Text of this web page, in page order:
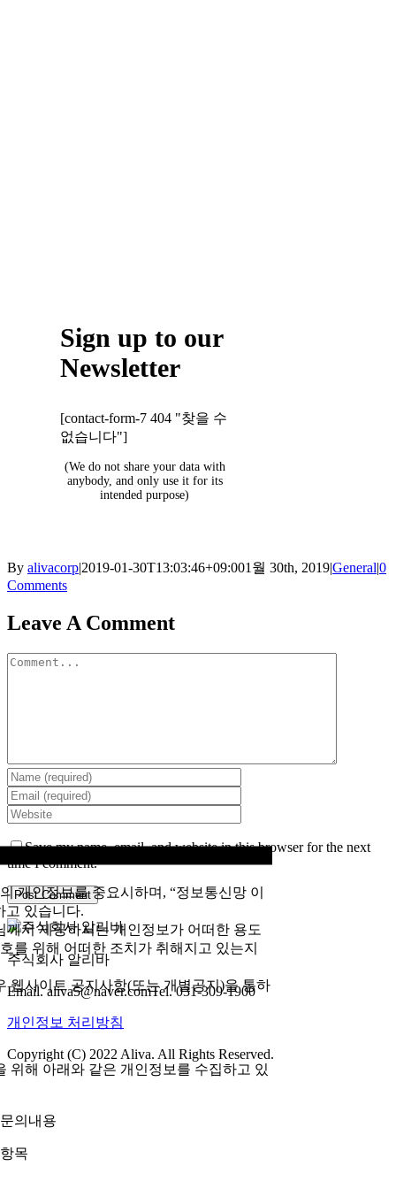
Sign up to our
Newsletter
[contact-form-7 404 "찾을 수
없습니다"]
(We do not share your data with
anybody, and only use it for its
intended purpose)
By alivacorp|2019-01-30T13:03:46+09:001월 30th, 2019|General|0
Comments
Leave A Comment
Comment
Save my name, email, and website in this browser for the next
time I comment.
주식회사 알리바
Email. aliva5@naver.comTel. 031-309-1900
개인정보 처리방침
Copyright (C) 2022 Aliva. All Rights Reserved.
개인정보를 중요시하며, “정보통신망 이
고 있습니다.
서 제공하시는 개인정보가 어떠한 용도
를 위해 어떠한 조치가 취해지고 있는지
웹사이트 공지사항(또는 개별공지)을 통하
위해 아래와 같은 개인정보를 수집하고 있
의내용
목